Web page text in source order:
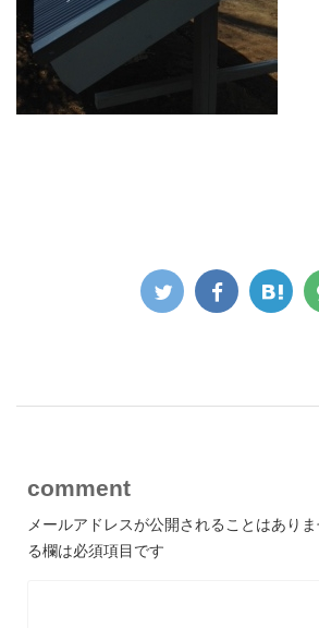
comment
メールアドレスが公開されることはありま
る欄は必須項目です